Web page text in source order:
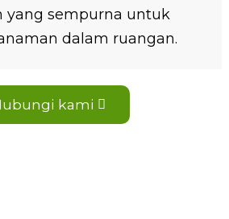
yang sempurna untuk
dalam ruangan.
kami